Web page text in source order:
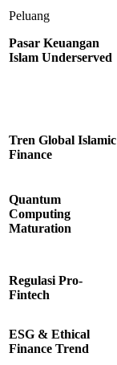
Peluang
Pasar Keuangan
Islam Underserved
Tren Global Islamic
Finance
Quantum
Computing
Maturation
Regulasi Pro-
Fintech
ESG & Ethical
Finance Trend